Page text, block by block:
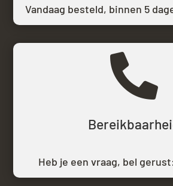
Vandaag besteld, binnen 5

Heb je een vraag, bel